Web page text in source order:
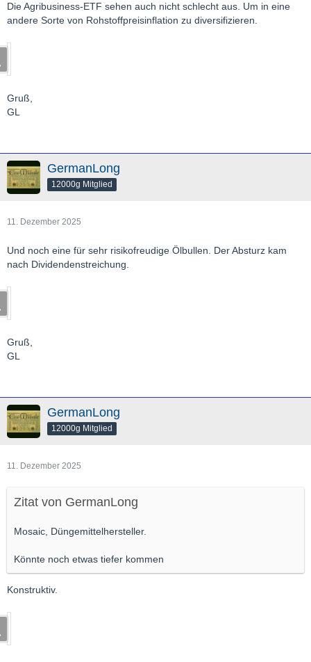
Die Agribusiness-ETF sehen auch nicht schlecht aus. Um in eine
andere Sorte von Rohstoffpreisinflation zu diversifizieren.
Gruß,
GL
GermanLong
12000g Mitglied
11. Dezember 2025
Und noch eine für sehr risikofreudige Ölbullen. Der Absturz kam
nach Dividendenstreichung.
Gruß,
GL
GermanLong
12000g Mitglied
11. Dezember 2025
Zitat von GermanLong
Mosaic, Düngemittelhersteller.
Könnte noch etwas tiefer kommen
Konstruktiv.